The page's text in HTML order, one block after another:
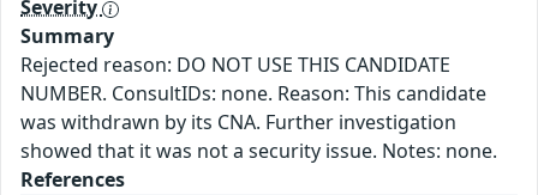
Severity
Summary
Rejected reason: DO NOT USE THIS CANDIDATE
NUMBER. ConsultIDs: none. Reason: This candidate
was withdrawn by its CNA. Further investigation
showed that it was not a security issue. Notes: none.
References